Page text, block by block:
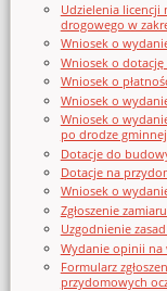
Udzielenia
drogowego w
Wniosek o
Wniosek o dotację
Wniosek o
Wniosek o
Wniosek o
po drodze
Dotacje do
Dotacje na
Wniosek o
Zgłoszenie
Uzgodnienie
Wydanie opinii na
Formularz
przydomowych